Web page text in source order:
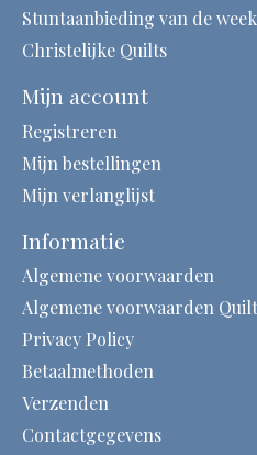
Stuntaanbieding van de week
Christelijke Quilts
Mijn account
Registreren
Mijn bestellingen
Mijn verlanglijst
Informatie
Algemene voorwaarden
Algemene voorwaarden
Privacy Policy
Betaalmethoden
Verzenden
Contactgegevens